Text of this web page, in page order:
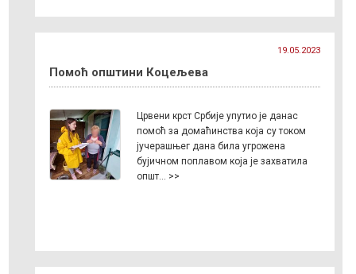
19.05.2023
Помоћ општини Коцељева
Црвени крст Србије упутио је данас
помоћ за домаћинства која су током
јучерашњег дана била угрожена
бујичном поплавом која је захватила
општ… >>